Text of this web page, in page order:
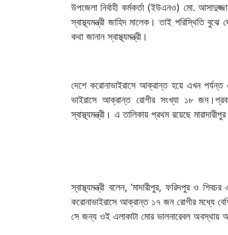
উপজেলা নির্বাহী কর্মকর্তা (ইউএনও) মো.
স্বাস্থ্যমন্ত্রী জাহিদ মালেক। তাই পরিস্থিতি
কথা জানান স্বাস্থ্যমন্ত্রী।
দেশে করোনাভাইরাসে আক্রান্ত হয়ে এখন
ভাইরাসে আক্রান্ত রোগীর সংখ্যা ১৮
স্বাস্থ্যমন্ত্রী। এ তালিকায় প্রথম রয়েছে
স্বাস্থ্যমন্ত্রী বলেন, ‘মাদারীপুর, ফরিদপুর ও
করোনাভাইরাসে আক্রান্ত ১৭ জন রোগীর মধ্যে
সে জন্য ওই এলাকাটা মোর ভালনারেবল